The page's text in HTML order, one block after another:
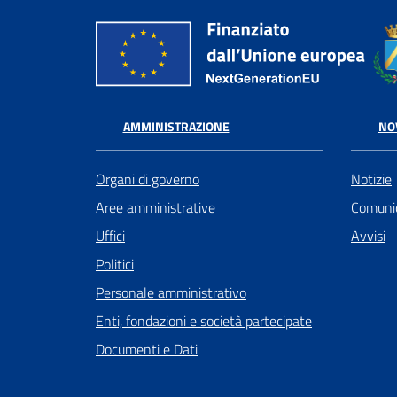
AMMINISTRAZIONE
Organi di governo
Aree amministrative
Uffici
Politici
Personale amministrativo
Enti, fondazioni e società partecipate
Documenti e Dati
Notizie
Avvisi